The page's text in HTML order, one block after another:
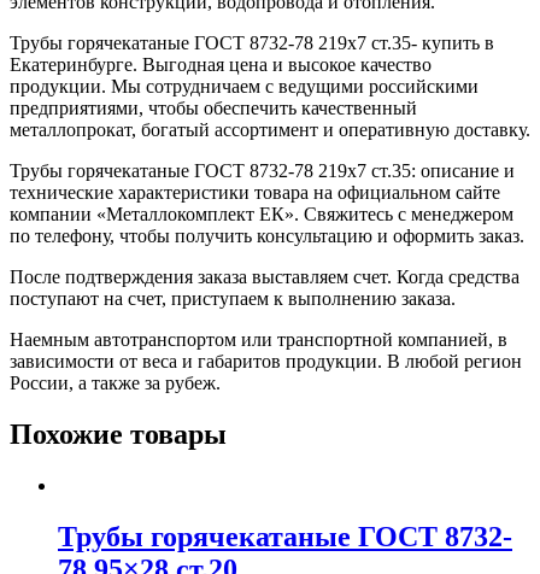
Трубы горячекатаные ГОСТ 8732-78 219x7 ст.35- купить в
Екатеринбурге. Выгодная цена и высокое качество
продукции. Мы сотрудничаем с ведущими российскими
предприятиями, чтобы обеспечить качественный
металлопрокат, богатый ассортимент и оперативную доставку.
Трубы горячекатаные ГОСТ 8732-78 219x7 ст.35: описание и
технические характеристики товара на официальном сайте
компании «Металлокомплект ЕК». Свяжитесь с менеджером
по телефону, чтобы получить консультацию и оформить заказ.
После подтверждения заказа выставляем счет. Когда средства
поступают на счет, приступаем к выполнению заказа.
Наемным автотранспортом или транспортной компанией, в
зависимости от веса и габаритов продукции. В любой регион
России, а также за рубеж.
Похожие товары
Трубы горячекатаные ГОСТ 8732-